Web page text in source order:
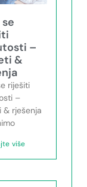
se
–
&
riješiti
–
& rješenja
više